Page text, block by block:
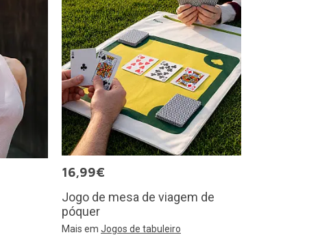
16,99€
Jogo de mesa de viagem de
póquer
Mais em Jogos de tabuleiro